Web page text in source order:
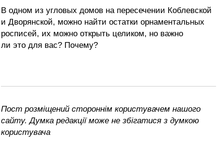
В одном из угловых домов на пересечении Коблевской
и Дворянской, можно найти остатки орнаментальных
росписей, их можно открыть целиком, но важно
ли это для вас? Почему?
Пост розміщений стороннім користувачем нашого
сайту. Думка редакції може не збігатися з думкою
користувача